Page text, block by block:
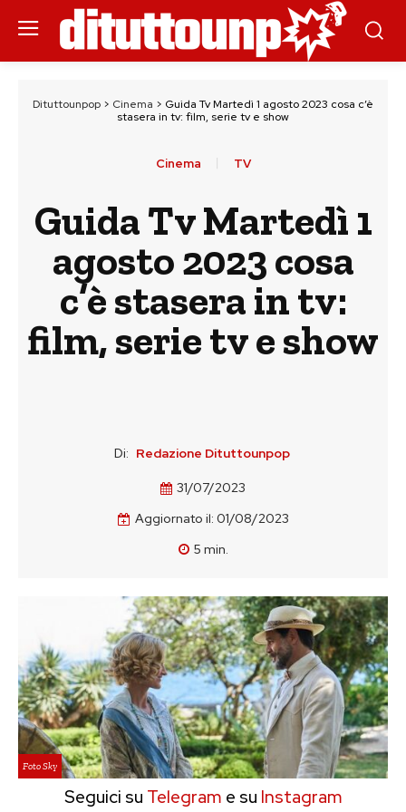
Dituttounpop > Cinema > Guida Tv Martedì 1 agosto 2023 cosa c’è
stasera in tv: film, serie tv e show
Cinema TV
Guida Tv Martedì 1
agosto 2023 cosa
c’è stasera in tv:
film, serie tv e show
Di: Redazione Dituttounpop
31/07/2023
Aggiornato il: 01/08/2023
5 min.
Foto Sky
Seguici su Telegram e su Instagram